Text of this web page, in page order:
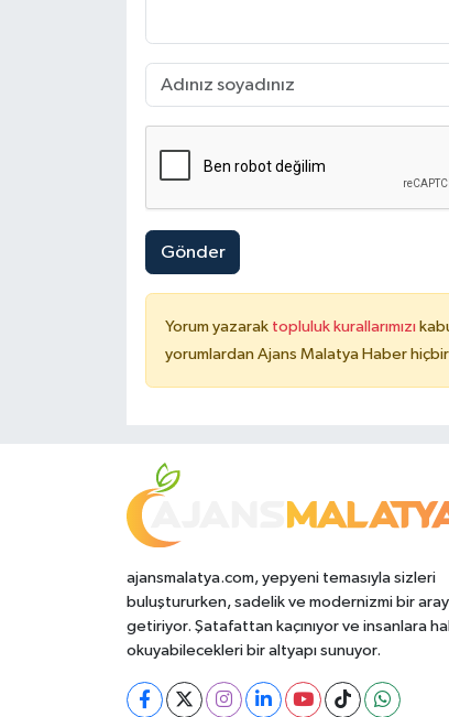
Gönder
Yorum yazarak topluluk kurallarımızı
yorumlardan Ajans Malatya Haber
ajansmalatya.com, yepyeni temasıyla sizleri
buluştururken, sadelik ve modernizmi bir
getiriyor. Şatafattan kaçınıyor ve insanlara
okuyabilecekleri bir altyapı sunuyor.